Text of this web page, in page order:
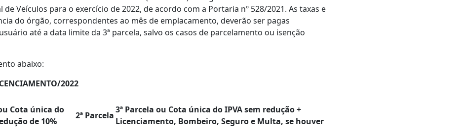
de Veículos para o exercício de 2022, de acordo com a Portaria nº 528/2021. As taxas e
do órgão, correspondentes ao mês de emplacamento, deverão ser pagas
até a data limite da 3ª parcela, salvo os casos de parcelamento ou isenção
abaixo:
2022
Cota única do
de 10%
2ª Parcela
3ª Parcela ou Cota única do IPVA sem redução +
Licenciamento, Bombeiro, Seguro e Multa, se houver